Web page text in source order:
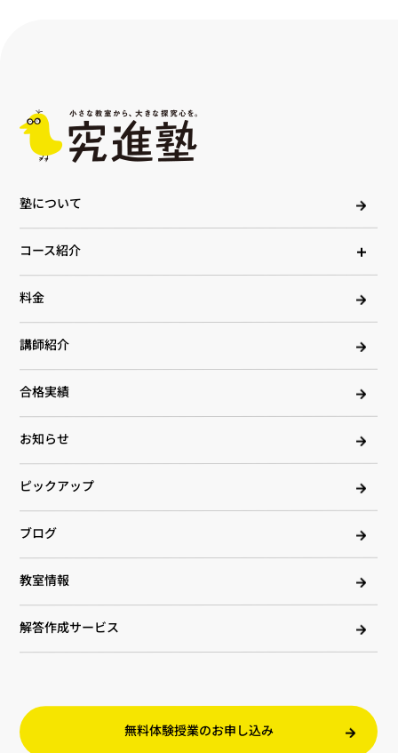
塾について
コース紹介
料金
講師紹介
合格実績
お知らせ
ピックアップ
ブログ
教室情報
解答作成サービス
無料体験授業のお申し込み